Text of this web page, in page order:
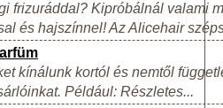
frizuráddal? Kipróbálnál valami
és hajszínnel! Az Alicehair
kínálunk kortól és nemtől
Például: Részletes...